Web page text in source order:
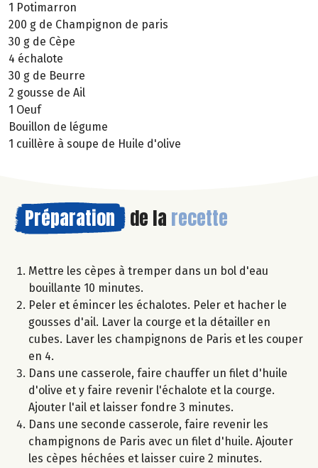
1 Potimarron
200 g de Champignon de paris
30 g de Cèpe
4 échalote
30 g de Beurre
2 gousse de Ail
1 Oeuf
Bouillon de légume
1 cuillère à soupe de Huile d'olive
Préparation de la recette
Mettre les cèpes à tremper dans un bol d'eau
bouillante 10 minutes.
Peler et émincer les échalotes. Peler et hacher le
gousses d'ail. Laver la courge et la détailler en
cubes. Laver les champignons de Paris et les couper
en 4.
Dans une casserole, faire chauffer un filet d'huile
d'olive et y faire revenir l'échalote et la courge.
Ajouter l'ail et laisser fondre 3 minutes.
Dans une seconde casserole, faire revenir les
champignons de Paris avec un filet d'huile. Ajouter
les cèpes héchées et laisser cuire 2 minutes.